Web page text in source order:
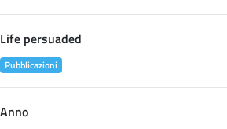
Life persuaded
Pubblicazioni
Anno